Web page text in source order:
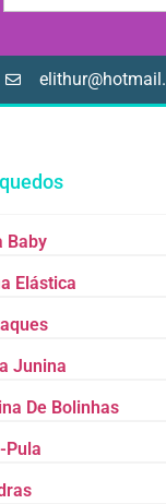
Baby
Elástica
Junina
De Bolinhas
Pula